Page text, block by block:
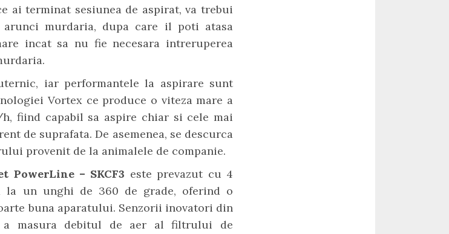
ai terminat sesiunea de aspirat, va trebui
arunci murdaria, dupa care il poti atasa
incat sa nu fie necesara intreruperea
iar performantele la aspirare sunt
Vortex ce produce o viteza mare a
fiind capabil sa aspire chiar si cele mai
de suprafata. De asemenea, se descurca
provenit de la animalele de companie.
PowerLine – SKCF3 este prevazut cu 4
un unghi de 360 de grade, oferind o
buna aparatului. Senzorii inovatori din
a masura debitul de aer al filtrului de